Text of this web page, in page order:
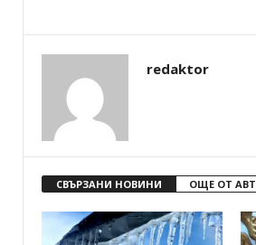
redaktor
СВЪРЗАНИ НОВИНИ ОЩЕ ОТ